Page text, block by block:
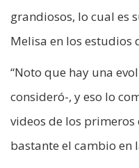
grandiosos, lo cual es
Melisa en los estudios
“Noto que hay una
consideró-, y eso lo
videos de los primeros
bastante el cambio en